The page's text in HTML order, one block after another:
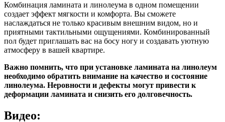
Комбинация ламината и линолеума в одном помещении
создает эффект мягкости и комфорта. Вы сможете
наслаждаться не только красивым внешним видом, но и
приятными тактильными ощущениями. Комбинированный
пол будет приглашать вас на босу ногу и создавать уютную
атмосферу в вашей квартире.
Важно помнить, что при установке ламината на линолеум
необходимо обратить внимание на качество и состояние
линолеума. Неровности и дефекты могут привести к
деформации ламината и снизить его долговечность.
Видео: